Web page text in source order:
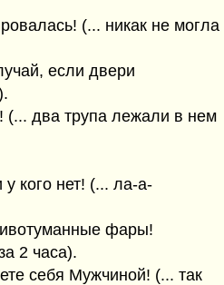
(... никак не могла
если двери
(... два трупа лежали в нем
кого нет! (... ла-а-
фары!
2 часа).
себя Мужчиной! (... так